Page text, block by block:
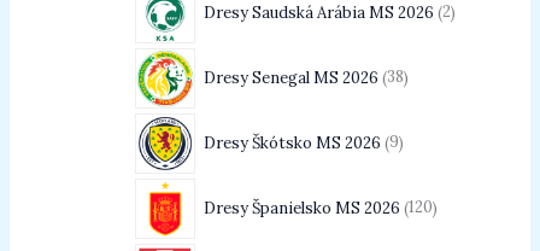
Dresy Saudská Arábia MS 2026 2
Dresy Senegal MS 2026 38
Dresy Škótsko MS 2026 9
Dresy Španielsko MS 2026 120